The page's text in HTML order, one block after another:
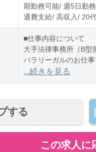
期勤務可能/ 週5日勤
通費支給/ 高収入/ 20
■仕事内容について
大手法律事務所（B型
パラリーガルのお仕事
弁護士の指示のもと
...続きを見る
する
この求人に